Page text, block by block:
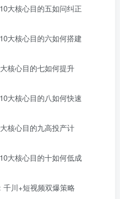
大核心目的五如问纠正
大核心目的六如何搭建
核心目的七如何提升
大核心目的八如何快速
核心目的九高投产计
大核心目的十如何低成
川+短视频双爆策略